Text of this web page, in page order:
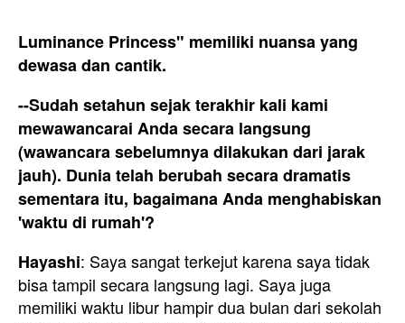
Luminance Princess" memiliki nuansa yang
dewasa dan cantik.
--Sudah setahun sejak terakhir kali kami
mewawancarai Anda secara langsung
(wawancara sebelumnya dilakukan dari jarak
jauh). Dunia telah berubah secara dramatis
sementara itu, bagaimana Anda menghabiskan
'waktu di rumah'?
Hayashi: Saya sangat terkejut karena saya tidak
bisa tampil secara langsung lagi. Saya juga
memiliki waktu libur hampir dua bulan dari sekolah